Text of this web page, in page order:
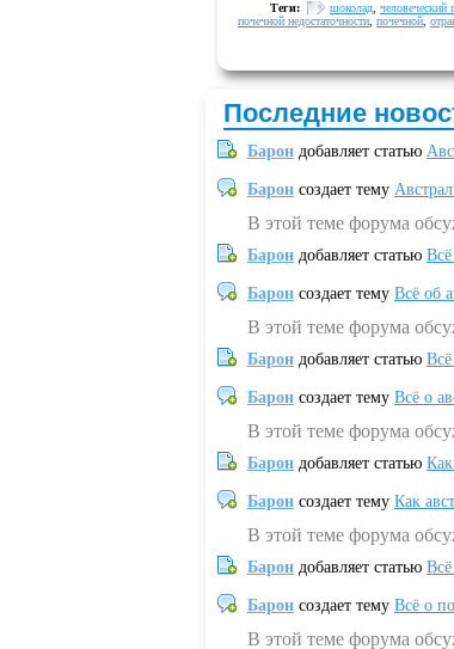
Теги: шоколад человеческий
почечной недостаточности почечной
Последние
Барон добавляет статью
Барон создает тему
В этой теме форума
Барон добавляет статью Всё
Барон создает тему Всё об
В этой теме форума
Барон добавляет статью
Барон создает тему Всё о
В этой теме форума
Барон добавляет статью
Барон создает тему Как
В этой теме форума
Барон добавляет статью Всё
Барон создает тему Всё о
В этой теме форума